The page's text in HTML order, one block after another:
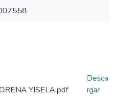
YISELA.pdf
Desca
rgar